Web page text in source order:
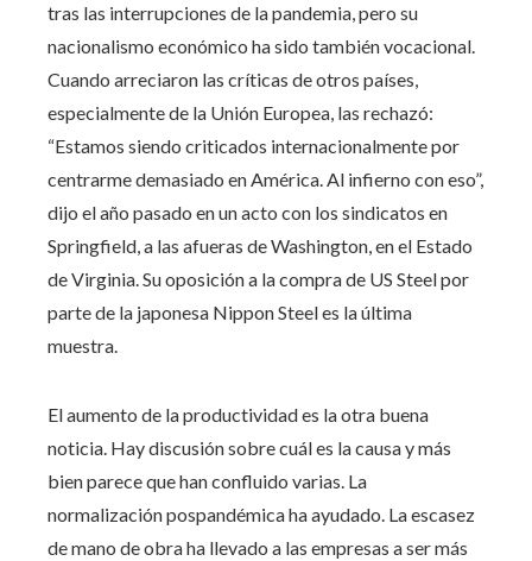
tras las interrupciones de la pandemia, pero su
nacionalismo económico ha sido también vocacional.
Cuando arreciaron las críticas de otros países,
especialmente de la Unión Europea, las rechazó:
“Estamos siendo criticados internacionalmente por
centrarme demasiado en América. Al infierno con eso”,
dijo el año pasado en un acto con los sindicatos en
Springfield, a las afueras de Washington, en el Estado
de Virginia. Su oposición a la compra de US Steel por
parte de la japonesa Nippon Steel es la última
muestra.
El aumento de la productividad es la otra buena
noticia. Hay discusión sobre cuál es la causa y más
bien parece que han confluido varias. La
normalización pospandémica ha ayudado. La escasez
de mano de obra ha llevado a las empresas a ser más